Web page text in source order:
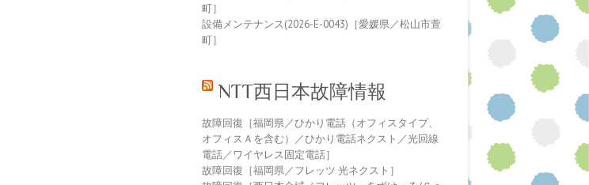
町］
設備メンテナンス(2026-E-0043)［愛媛県／松山市萱
町］
NTT西日本故障情報
故障回復［福岡県／ひかり電話（オフィスタイプ、
オフィスＡを含む）／ひかり電話ネクスト／光回線
電話／ワイヤレス固定電話］
故障回復［福岡県／フレッツ 光ネクスト］